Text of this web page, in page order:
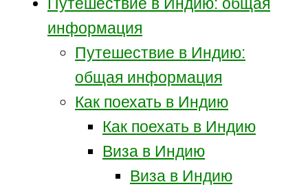
информация
Путешествие в Индию:
общая информация
Как поехать в Индию
Как поехать в Индию
Виза в Индию
Виза в Индию